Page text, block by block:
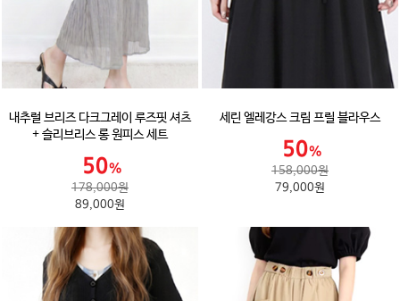
내추럴 브리즈 다크그레이 루즈핏 셔츠
+ 슬리브리스 롱 원피스 세트
178,000원
89,000원
세린 엘레강스 크림 프릴 블라우스
158,000원
79,000원